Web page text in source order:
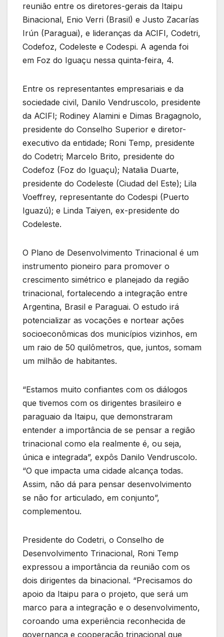
reunião entre os diretores-gerais da Itaipu
Binacional, Enio Verri (Brasil) e Justo Zacarías
Irún (Paraguai), e lideranças da ACIFI, Codetri,
Codefoz, Codeleste e Codespi. A agenda foi
em Foz do Iguaçu nessa quinta-feira, 4.
Entre os representantes empresariais e da
sociedade civil, Danilo Vendruscolo, presidente
da ACIFI; Rodiney Alamini e Dimas Bragagnolo,
presidente do Conselho Superior e diretor-
executivo da entidade; Roni Temp, presidente
do Codetri; Marcelo Brito, presidente do
Codefoz (Foz do Iguaçu); Natalia Duarte,
presidente do Codeleste (Ciudad del Este); Lila
Voeffrey, representante do Codespi (Puerto
Iguazú); e Linda Taiyen, ex-presidente do
Codeleste.
O Plano de Desenvolvimento Trinacional é um
instrumento pioneiro para promover o
crescimento simétrico e planejado da região
trinacional, fortalecendo a integração entre
Argentina, Brasil e Paraguai. O estudo irá
potencializar as vocações e nortear ações
socioeconômicas dos municípios vizinhos, em
um raio de 50 quilômetros, que, juntos, somam
um milhão de habitantes.
“Estamos muito confiantes com os diálogos
que tivemos com os dirigentes brasileiro e
paraguaio da Itaipu, que demonstraram
entender a importância de se pensar a região
trinacional como ela realmente é, ou seja,
única e integrada”, expôs Danilo Vendruscolo.
“O que impacta uma cidade alcança todas.
Assim, não dá para pensar desenvolvimento
se não for articulado, em conjunto”,
complementou.
Presidente do Codetri, o Conselho de
Desenvolvimento Trinacional, Roni Temp
expressou a importância da reunião com os
dois dirigentes da binacional. “Precisamos do
apoio da Itaipu para o projeto, que será um
marco para a integração e o desenvolvimento,
coroando uma experiência reconhecida de
governança e cooperação trinacional que